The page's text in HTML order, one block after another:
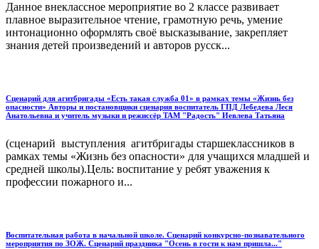
Данное внеклассное мероприятие во 2 классе развивает
плавное выразительное чтение, грамотную речь, умение
интонационно оформлять своё высказывание, закрепляет
знания детей произведений и авторов русск...
Сценарий для агитбригады «Есть такая служба 01» в рамках темы «Жизнь без
опасности» Авторы и постановщики сценария воспитатель ГПД Лебедева Леся
Анатольевна и учитель музыки и режиссёр ТАМ "Радость" Иевлева Татьяна
(сценарий выступления агитбригады старшеклассников в
рамках темы «Жизнь без опасности» для учащихся младшей и
средней школы).Цель: воспитание у ребят уважения к
профессии пожарного и...
Воспитательная работа в начальной школе. Сценарий конкурсно-познавательного
мероприятия по ЗОЖ. Сценарий праздника "Осень в гости к нам пришла..."